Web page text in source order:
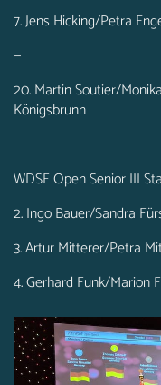
7. Jens Hicking/Petra
—
20. Martin Soutier/
Königsbrunn
WDSF Open Senior III
2. Ingo Bauer/Sandra
3. Artur Mitterer/Petra
4. Gerhard Funk/Marion